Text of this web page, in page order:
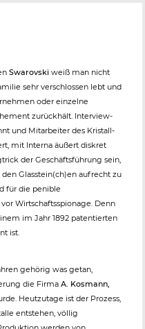
Swarovski weiß man nicht
sehr verschlossen lebt und
oder einzelne
zurückhält. Interview-
und Mitarbeiter des Kristall-
mit Interna äußert diskret
der Geschäftsführung sein,
Glasstein(ch)en aufrecht zu
für die penible
Wirtschaftsspionage. Denn
im Jahr 1892 patentierten
ist.
gehörig was getan,
die Firma A. Kosmann,
Heutzutage ist der Prozess,
entstehen, völlig